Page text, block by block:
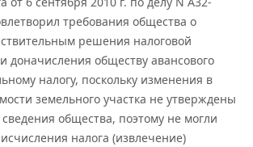
требования общества о
решения налоговой
доначисления обществу авансового
налогу, поскольку изменения в
земельного участка не утверждены
общества, поэтому не могли
налога (извлечение)